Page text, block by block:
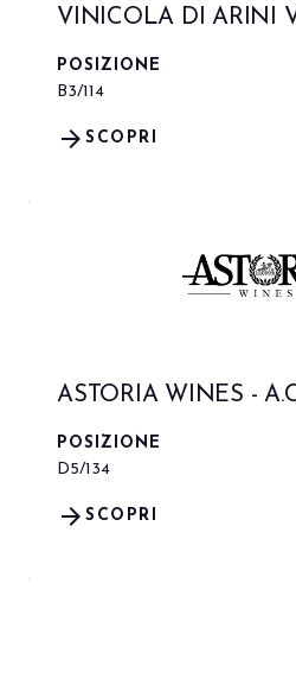
VINICOLA DI ARINI
ROMUALDO SAS
POSIZIONE
B3/114
SCOPRI
arrow_forward
ASTORIA WINES -
POSIZIONE
D5/134
SCOPRI
arrow_forward